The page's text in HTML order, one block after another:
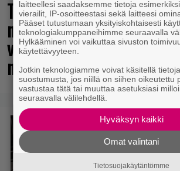
The Legend of Zelda -
näyttelijöistä huhuillaan
vastikään menehtynyt
mukana?
laitteellesi saadaksemme tietoja
vierailit, IP-osoitteestasi sekä laitteesi
Pääset tutustumaan yksityiskohtaisesti
teknologiakumppaneihimme seuraavalla
Hylkääminen voi vaikuttaa sivuston
käytettävyyteen.
Jotkin teknologiamme voivat käsitellä
suostumusta, jos niillä on siihen oikeutettu
vastustaa tätä tai muuttaa asetuksiasi
seuraavalla välilehdellä.
Hyväksyn kaikki
Omat valintani
Tietosuojakäytäntömme